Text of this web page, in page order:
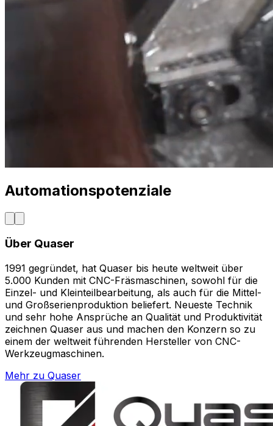
Automationspotenziale
Über Quaser
1991 gegründet, hat Quaser bis heute weltweit über
5.000 Kunden mit CNC-Fräsmaschinen, sowohl für die
Einzel- und Kleinteilbearbeitung, als auch für die Mittel-
und Großserienproduktion beliefert. Neueste Technik
und sehr hohe Ansprüche an Qualität und Produktivität
zeichnen Quaser aus und machen den Konzern so zu
einem der weltweit führenden Hersteller von CNC-
Werkzeugmaschinen.
Mehr zu Quaser